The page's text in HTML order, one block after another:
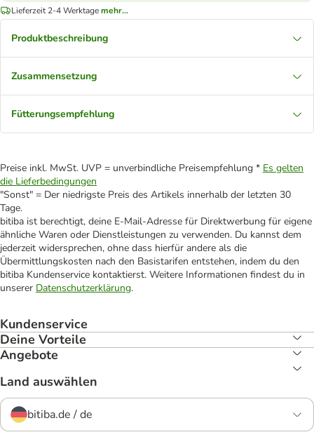
Lieferzeit 2-4 Werktagemehr...
Produktbeschreibung
Zusammensetzung
Fütterungsempfehlung
Preise inkl. MwSt. UVP = unverbindliche Preisempfehlung * Es gelten
die Lieferbedingungen
"Sonst" = Der niedrigste Preis des Artikels innerhalb der letzten 30
Tage.
bitiba ist berechtigt, deine E-Mail-Adresse für Direktwerbung für eigene
ähnliche Waren oder Dienstleistungen zu verwenden. Du kannst dem
jederzeit widersprechen, ohne dass hierfür andere als die
Übermittlungskosten nach den Basistarifen entstehen, indem du den
bitiba Kundenservice kontaktierst. Weitere Informationen findest du in
unserer Datenschutzerklärung.
Kundenservice
Deine Vorteile
Angebote
Land auswählen
bitiba.de / de